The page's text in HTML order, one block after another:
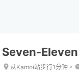
Seven-
从Kamoi站步行1分钟。